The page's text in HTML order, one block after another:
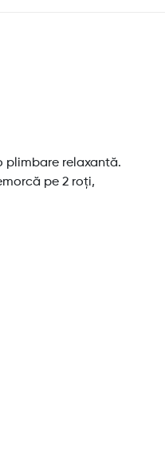
plimbare relaxantă.
pe 2 roți,